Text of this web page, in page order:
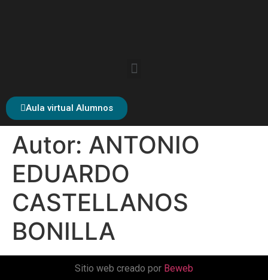
Aula virtual Alumnos
Autor: ANTONIO
EDUARDO
CASTELLANOS
BONILLA
Sitio web creado por Beweb